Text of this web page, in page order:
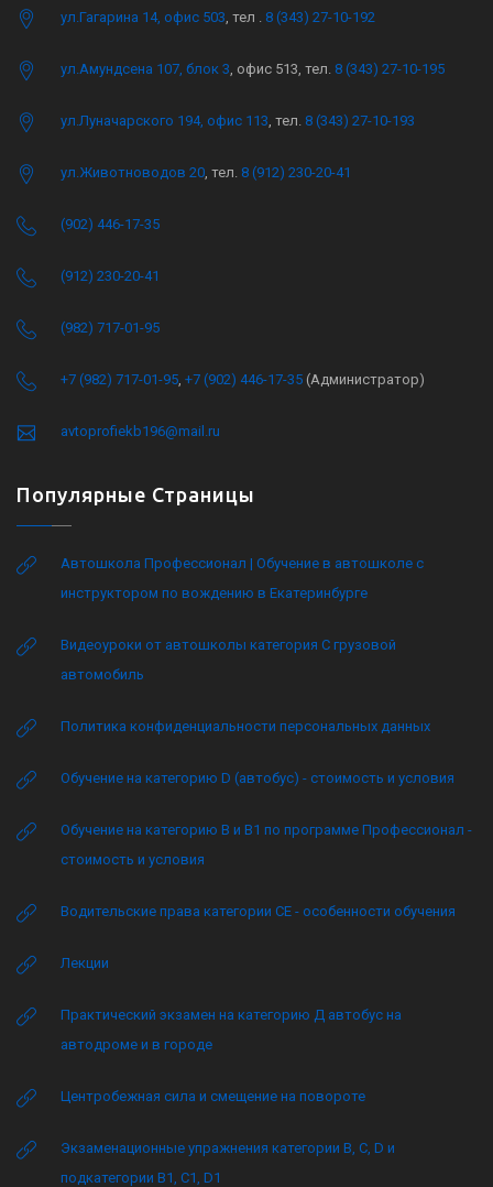
ул.Гагарина 14, офис 503 , тел . 8 (343) 27-10-192
ул.Амундсена 107, блок 3 , офис 513, тел. 8 (343) 27-10-195
ул.Луначарского 194, офис 113 , тел. 8 (343) 27-10-193
ул.Животноводов 20 , тел. 8 (912) 230-20-41
(902) 446-17-35
(912) 230-20-41
(982) 717-01-95
+7 (982) 717-01-95 +7 (902) 446-17-35 (Администратор)
avtoprofiekb196@mail.ru
Популярные Страницы
Автошкола Профессионал | Обучение в автошколе с
инструктором по вождению в Екатеринбурге
Видеоуроки от автошколы категория C грузовой
автомобиль
Политика конфиденциальности персональных данных
Обучение на категорию D (автобус) - стоимость и условия
Обучение на категорию B и B1 по программе Профессионал -
стоимость и условия
Водительские права категории CE - особенности обучения
Лекции
Практический экзамен на категорию Д автобус на
автодроме и в городе
Центробежная сила и смещение на повороте
Экзаменационные упражнения категории B, C, D и
подкатегории B1, C1, D1